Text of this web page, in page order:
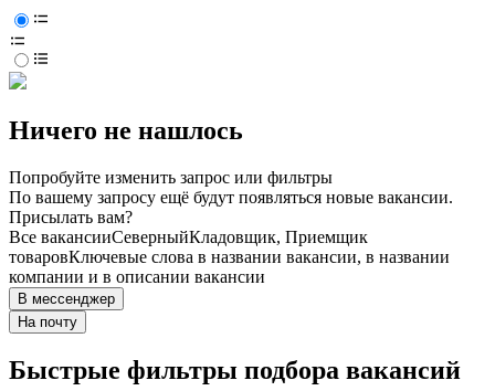
Ничего не нашлось
Попробуйте изменить запрос или фильтры
По вашему запросу ещё будут появляться новые вакансии.
Присылать вам?
Все вакансииСеверныйКладовщик, Приемщик
товаровКлючевые слова в названии вакансии, в названии
компании и в описании вакансии
В мессенджер
На почту
Быстрые фильтры подбора вакансий